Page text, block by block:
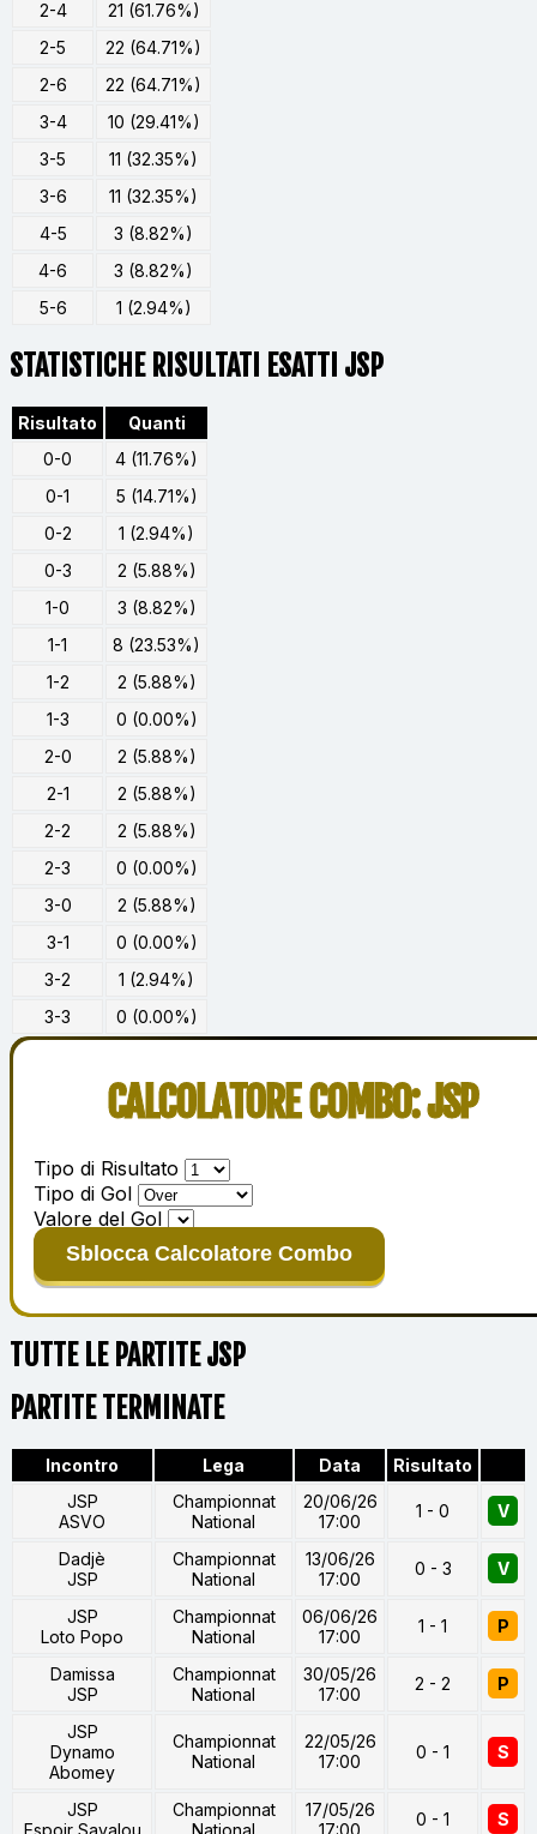
2-4
21 (61.76%)
2-5
22 (64.71%)
2-6
22 (64.71%)
3-4
10 (29.41%)
3-5
11 (32.35%)
3-6
11 (32.35%)
4-5
3 (8.82%)
4-6
3 (8.82%)
5-6
1 (2.94%)
STATISTICHE RISULTATI ESATTI JSP
Risultato
Quanti
0-0
4 (11.76%)
0-1
5 (14.71%)
0-2
1 (2.94%)
0-3
2 (5.88%)
1-0
3 (8.82%)
1-1
8 (23.53%)
1-2
2 (5.88%)
1-3
0 (0.00%)
2-0
2 (5.88%)
2-1
2 (5.88%)
2-2
2 (5.88%)
2-3
0 (0.00%)
3-0
2 (5.88%)
3-1
0 (0.00%)
3-2
1 (2.94%)
3-3
0 (0.00%)
CALCOLATORE COMBO: JSP
Tipo di Risultato
Tipo di Gol
Valore del Gol
Sblocca Calcolatore Combo
TUTTE LE PARTITE JSP
PARTITE TERMINATE
Incontro Lega Data
Risultato
JSP
ASVO
Championnat
National
20/06/26
17:00
1 - 0 V
Dadjè
JSP
Championnat
National
13/06/26
17:00
0 - 3 V
JSP
Loto Popo
Championnat
National
06/06/26
17:00
1 - 1 P
Damissa
JSP
Championnat
National
30/05/26
17:00
2 - 2 P
JSP
Dynamo
Abomey
Championnat
National
22/05/26
17:00
0 - 1 S
JSP
Espoir Savalou
Championnat
National
17/05/26
17:00
0 - 1 S